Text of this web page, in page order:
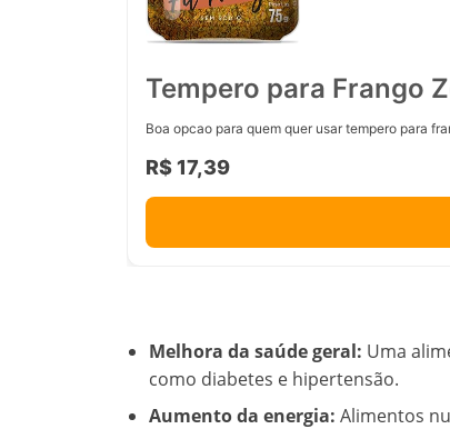
Tempero para Frango
Boa opcao para quem quer usar tempero para
R$ 17,39
Melhora da saúde geral: Uma
como diabetes e hipertensão.
Aumento da energia: Alimentos